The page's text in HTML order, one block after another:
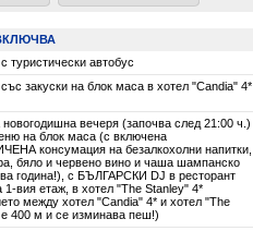
туристически автобус
закуски на блок маса в хотел "Candia" 4*
вечеря (започва след 21:00 ч.)
на блок маса (с включена
консумация на безалкохолни напитки,
бяло и червено вино и чаша шампанско
година!), с БЪЛГАРСКИ DJ в ресторант
1-вия етаж, в хотел "The Stanley" 4*
между хотел "Candia" 4* и хотел "The
400 м и се изминава пеш!)